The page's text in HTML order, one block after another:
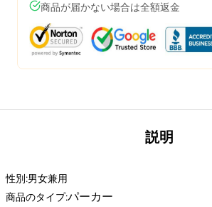
商品が届かない場合は全額返金
説明
性別:男女兼用
商品のタイプ:パーカー